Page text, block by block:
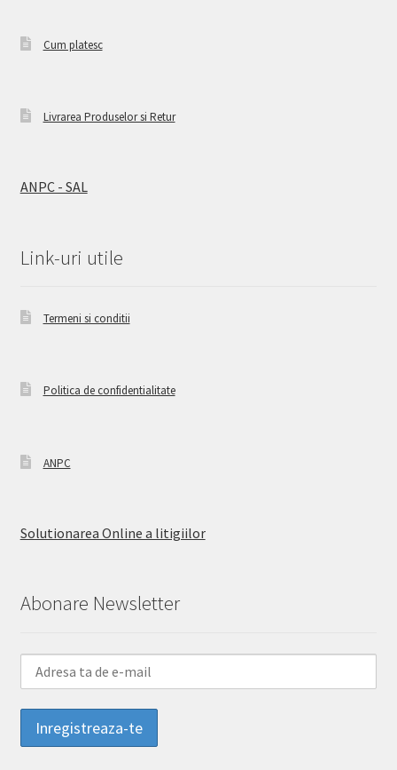
Cum platesc
Livrarea Produselor si Retur
ANPC - SAL
Link-uri utile
Termeni si conditii
Politica de confidentialitate
ANPC
Solutionarea Online a litigiilor
Abonare Newsletter